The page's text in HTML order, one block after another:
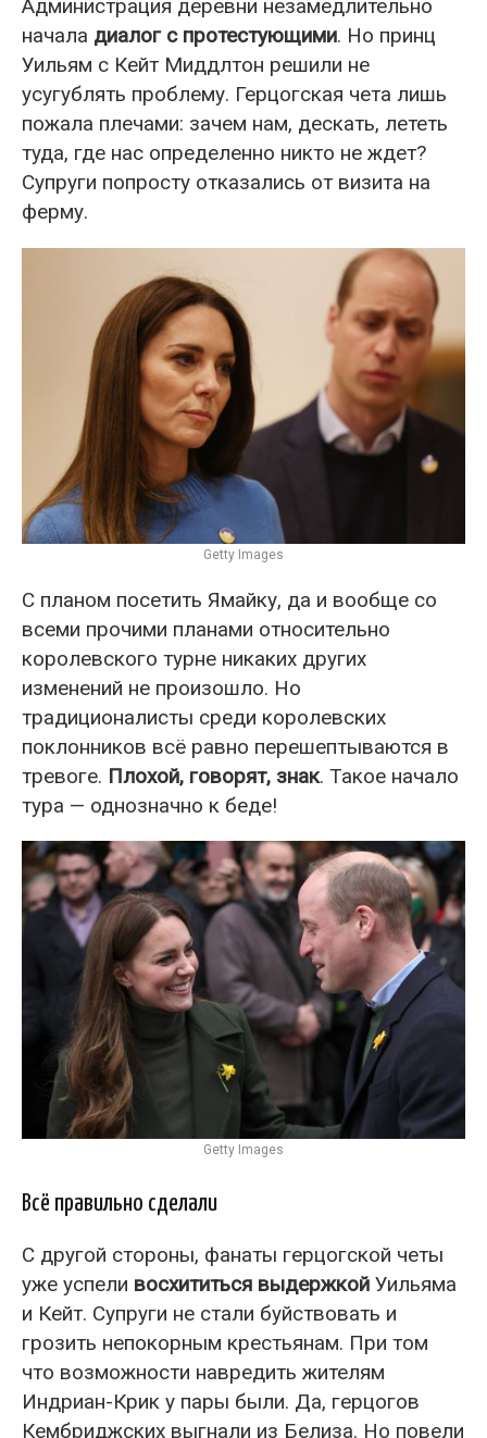
Администрация деревни незамедлительно
начала диалог с протестующими. Но принц
Уильям с Кейт Миддлтон решили не
усугублять проблему. Герцогская чета лишь
пожала плечами: зачем нам, дескать, лететь
туда, где нас определенно никто не ждет?
Супруги попросту отказались от визита на
ферму.
Getty Images
С планом посетить Ямайку, да и вообще со
всеми прочими планами относительно
королевского турне никаких других
изменений не произошло. Но
традиционалисты среди королевских
поклонников всё равно перешептываются в
тревоге. Плохой, говорят, знак. Такое начало
тура — однозначно к беде!
Getty Images
Всё правильно сделали
С другой стороны, фанаты герцогской четы
уже успели восхититься выдержкой Уильяма
и Кейт. Супруги не стали буйствовать и
грозить непокорным крестьянам. При том
что возможности навредить жителям
Индриан-Крик у пары были. Да, герцогов
Кембриджских выгнали из Белиза. Но повели